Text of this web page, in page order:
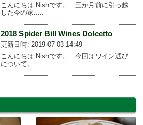
こんにちは Nishです。 三か月前に引っ越
した今の家.....
2018 Spider Bill Wines Dolcetto
更新日時: 2019-07-03 14:49
こんにちは Nishです。 今回はワイン選び
について。 .....